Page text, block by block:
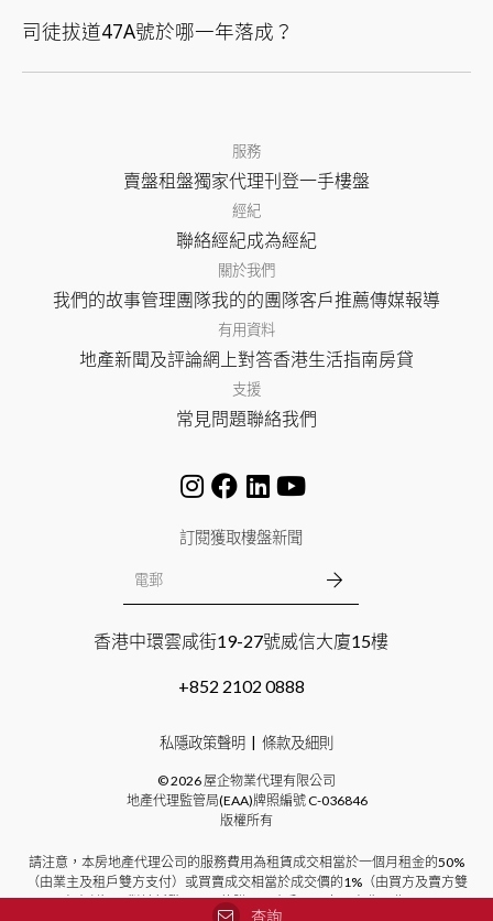
司徒拔道47A號於哪一年落成？
服務
賣盤租盤獨家代理刊登一手樓盤
經紀
聯絡經紀成為經紀
關於我們
我們的故事管理團隊我的的團隊客戶推薦傳媒報導
有用資料
地產新聞及評論網上對答香港生活指南房貸
支援
常見問題聯絡我們
訂閱獲取樓盤新聞
香港中環雲咸街19-27號威信大廈15樓
+852 2102 0888
私隱政策聲明 條款及細則
©2026屋企物業代理有限公司
地產代理監管局(EAA)牌照編號C-036846
版權所有
請注意，本房地產代理公司的服務費用為租賃成交相當於一個月租金的50%
（由業主及租戶雙方支付）或買賣成交相當於成交價的1%（由買方及賣方雙
方支付）。對於新發展項目的購買，本公司不向買方收取費用。
查詢